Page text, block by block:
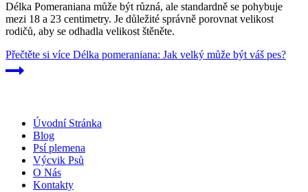
Délka Pomeraniana může být různá, ale standardně se pohybuje
mezi 18 a 23 centimetry. Je důležité správně porovnat velikost
rodičů, aby se odhadla velikost štěněte.
Přečtěte si více Délka pomeraniana: Jak velký může být váš pes?
Úvodní Stránka
Blog
Psí plemena
Výcvik Psů
O Nás
Kontakty